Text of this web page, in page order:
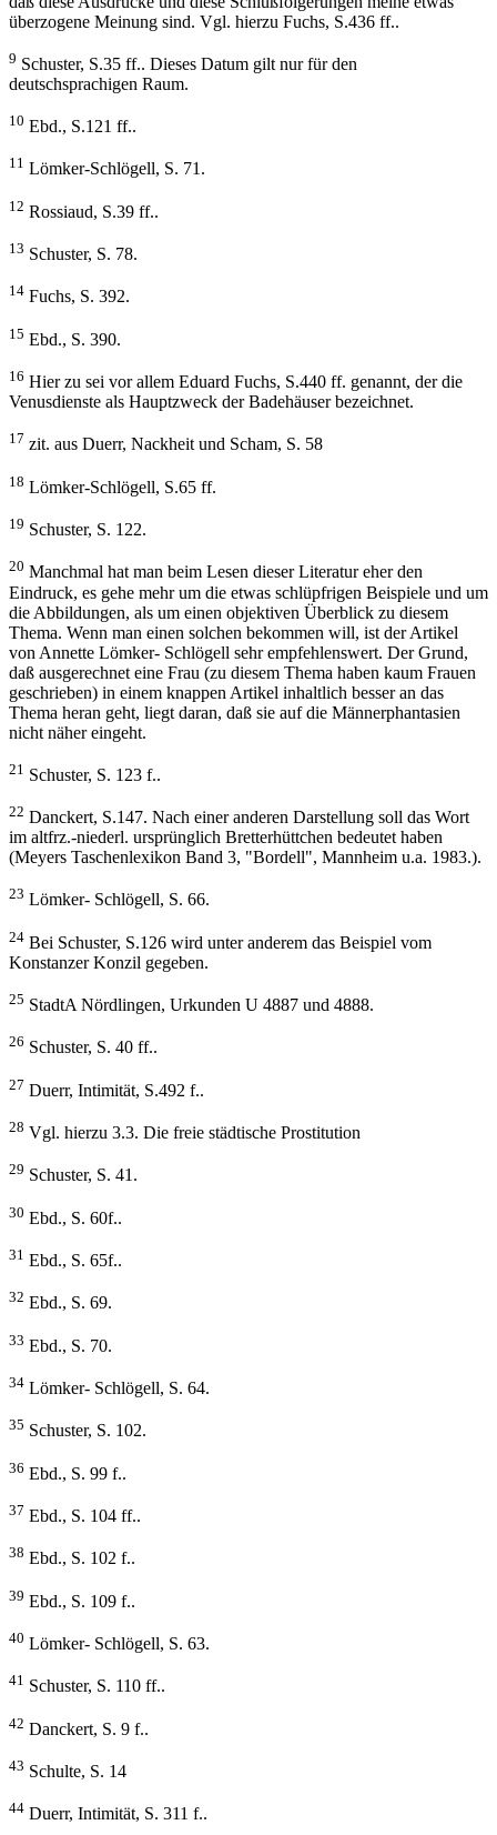
überzogene Meinung sind. Vgl. hierzu Fuchs, S.436 ff..
9 Schuster, S.35 ff.. Dieses Datum gilt nur für den
deutschsprachigen Raum.
10 Ebd., S.121 ff..
11 Lömker-Schlögell, S. 71.
12 Rossiaud, S.39 ff..
13 Schuster, S. 78.
14 Fuchs, S. 392.
15 Ebd., S. 390.
16 Hier zu sei vor allem Eduard Fuchs, S.440 ff. genannt, der die
Venusdienste als Hauptzweck der Badehäuser bezeichnet.
17 zit. aus Duerr, Nackheit und Scham, S. 58
18 Lömker-Schlögell, S.65 ff.
19 Schuster, S. 122.
20 Manchmal hat man beim Lesen dieser Literatur eher den
Eindruck, es gehe mehr um die etwas schlüpfrigen Beispiele und um
die Abbildungen, als um einen objektiven Überblick zu diesem
Thema. Wenn man einen solchen bekommen will, ist der Artikel
von Annette Lömker- Schlögell sehr empfehlenswert. Der Grund,
daß ausgerechnet eine Frau (zu diesem Thema haben kaum Frauen
geschrieben) in einem knappen Artikel inhaltlich besser an das
Thema heran geht, liegt daran, daß sie auf die Männerphantasien
nicht näher eingeht.
21 Schuster, S. 123 f..
22 Danckert, S.147. Nach einer anderen Darstellung soll das Wort
im altfrz.-niederl. ursprünglich Bretterhüttchen bedeutet haben
(Meyers Taschenlexikon Band 3, "Bordell", Mannheim u.a. 1983.).
23 Lömker- Schlögell, S. 66.
24 Bei Schuster, S.126 wird unter anderem das Beispiel vom
Konstanzer Konzil gegeben.
25 StadtA Nördlingen, Urkunden U 4887 und 4888.
26 Schuster, S. 40 ff..
27 Duerr, Intimität, S.492 f..
28 Vgl. hierzu 3.3. Die freie städtische Prostitution
29 Schuster, S. 41.
30 Ebd., S. 60f..
31 Ebd., S. 65f..
32 Ebd., S. 69.
33 Ebd., S. 70.
34 Lömker- Schlögell, S. 64.
35 Schuster, S. 102.
36 Ebd., S. 99 f..
37 Ebd., S. 104 ff..
38 Ebd., S. 102 f..
39 Ebd., S. 109 f..
40 Lömker- Schlögell, S. 63.
41 Schuster, S. 110 ff..
42 Danckert, S. 9 f..
43 Schulte, S. 14
44 Duerr, Intimität, S. 311 f..